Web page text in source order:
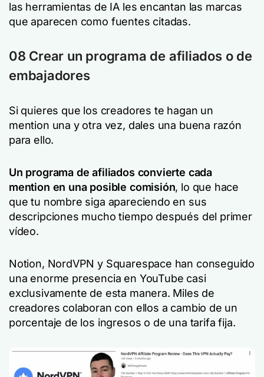
las herramientas de IA les encantan las marcas
que aparecen como fuentes citadas.
08 Crear un programa de afiliados o de
embajadores
Si quieres que los creadores te hagan un
mention una y otra vez, dales una buena razón
para ello.
Un programa de afiliados convierte cada
mention en una posible comisión, lo que hace
que tu nombre siga apareciendo en sus
descripciones mucho tiempo después del primer
vídeo.
Notion, NordVPN y Squarespace han conseguido
una enorme presencia en YouTube casi
exclusivamente de esta manera. Miles de
creadores colaboran con ellos a cambio de un
porcentaje de los ingresos o de una tarifa fija.